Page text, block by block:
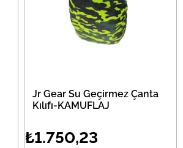
Jr Gear Su Geçirmez Çanta
Kılıfı-KAMUFLAJ
₺1.750,23